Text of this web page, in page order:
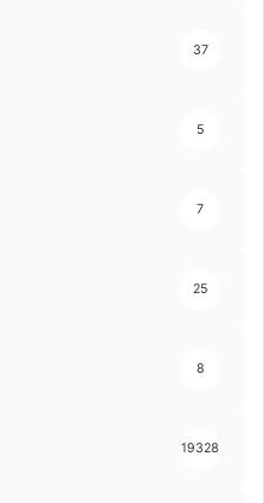
37
5
7
25
8
19328